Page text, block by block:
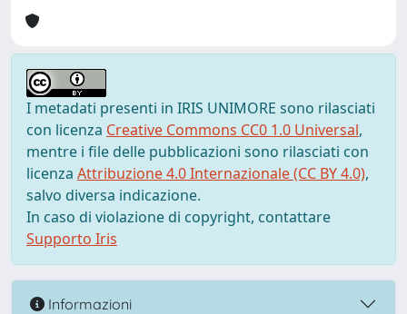
I metadati presenti in IRIS UNIMORE sono rilasciati
con licenza Creative Commons CC0 1.0 Universal,
mentre i file delle pubblicazioni sono rilasciati con
licenza Attribuzione 4.0 Internazionale (CC BY 4.0),
salvo diversa indicazione.
In caso di violazione di copyright, contattare
Supporto Iris
Informazioni